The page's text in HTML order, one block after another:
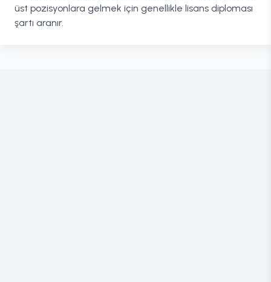
üst pozisyonlara gelmek için genellikle lisans diploması
şartı aranır.